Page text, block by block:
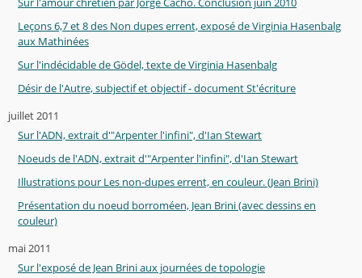
Leçons 6,7 et 8 des Non dupes errent, exposé de Virginia Hasenbalg
aux Mathinées
Sur l'indécidable de Gödel, texte de Virginia Hasenbalg
Désir de l'Autre, subjectif et objectif - document St'écriture
juillet 2011
Sur l'ADN, extrait d'"Arpenter l'infini", d'Ian Stewart
Noeuds de l'ADN, extrait d'"Arpenter l'infini", d'Ian Stewart
Illustrations pour Les non-dupes errent, en couleur. (Jean Brini)
Présentation du noeud borroméen, Jean Brini (avec dessins en
couleur)
mai 2011
Sur l'exposé de Jean Brini aux journées de topologie